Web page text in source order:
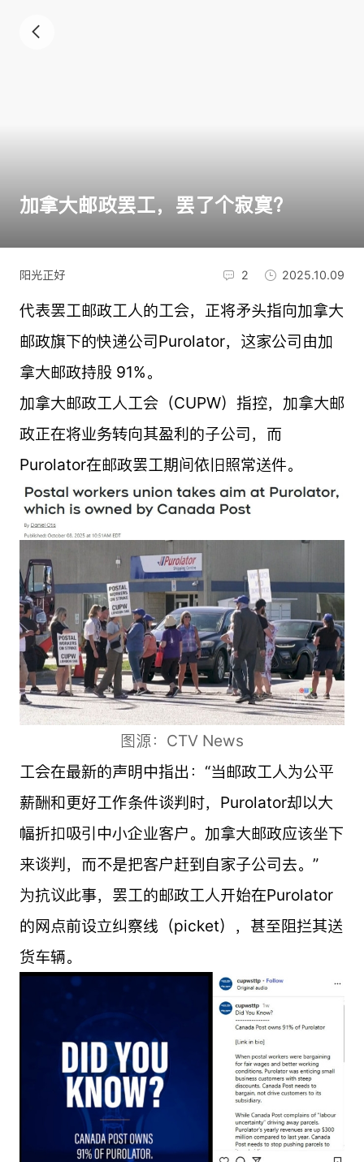
加拿大邮政罢工，罢了个寂寞？
阳光正好 2 2025.10.09
代表罢工邮政工人的工会，正将矛头指向加拿大
邮政旗下的快递公司Purolator，这家公司由加
拿大邮政持股 91%。
加拿大邮政工人工会（CUPW）指控，加拿大邮
政正在将业务转向其盈利的子公司，而
Purolator在邮政罢工期间依旧照常送件。
图源：CTV News
工会在最新的声明中指出：“当邮政工人为公平
薪酬和更好工作条件谈判时，Purolator却以大
幅折扣吸引中小企业客户。加拿大邮政应该坐下
来谈判，而不是把客户赶到自家子公司去。”
为抗议此事，罢工的邮政工人开始在Purolator
的网点前设立纠察线（picket），甚至阻拦其送
货车辆。